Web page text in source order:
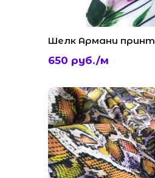
Шелк Армани принт
650 руб./м